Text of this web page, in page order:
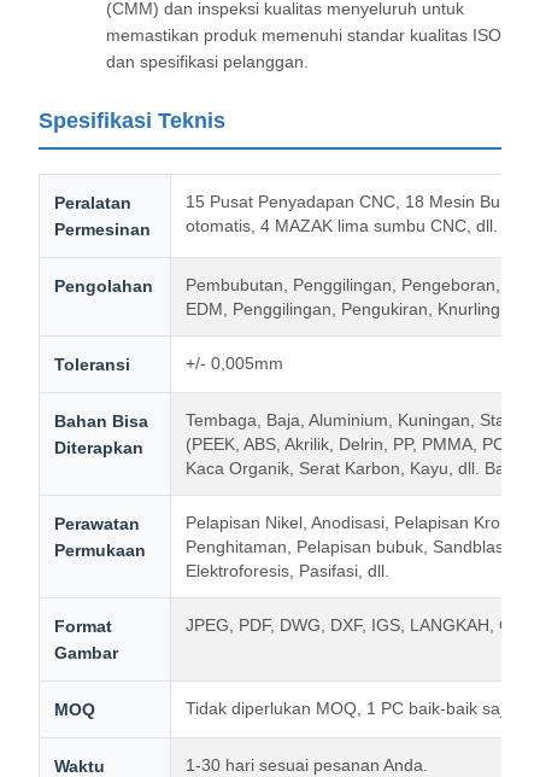
(CMM) dan inspeksi kualitas menyeluruh untuk
memastikan produk memenuhi standar kualitas ISO
dan spesifikasi pelanggan.
Spesifikasi Teknis
Peralatan
Permesinan
15 Pusat Penyadapan CNC, 18 Mesin Bubut
otomatis, 4 MAZAK lima sumbu CNC, dll.
Pengolahan
Pembubutan, Penggilingan, Pengeboran,
EDM, Penggilingan, Pengukiran, Knurling, dll.
Toleransi +/- 0,005mm
Bahan Bisa
Diterapkan
Tembaga, Baja, Aluminium, Kuningan,
(PEEK, ABS, Akrilik, Delrin, PP, PMMA, PC,
Kaca Organik, Serat Karbon, Kayu, dll.
Perawatan
Permukaan
Pelapisan Nikel, Anodisasi, Pelapisan Krom,
Penghitaman, Pelapisan bubuk,
Elektroforesis, Pasifasi, dll.
Format
Gambar
JPEG, PDF, DWG, DXF, IGS, LANGKAH, CAD
MOQ Tidak diperlukan MOQ, 1 PC baik-baik saja
Waktu
1-30 hari sesuai pesanan Anda.